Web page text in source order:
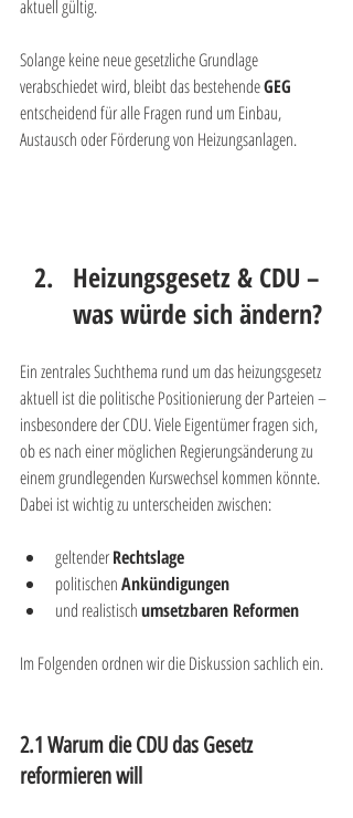
aktuell gültig.
Solange keine neue gesetzliche Grundlage
verabschiedet wird, bleibt das bestehende GEG
entscheidend für alle Fragen rund um Einbau,
Austausch oder Förderung von Heizungsanlagen.
Heizungsgesetz & CDU –
was würde sich ändern?
Ein zentrales Suchthema rund um das heizungsgesetz
aktuell ist die politische Positionierung der Parteien –
insbesondere der CDU. Viele Eigentümer fragen sich,
ob es nach einer möglichen Regierungsänderung zu
einem grundlegenden Kurswechsel kommen könnte.
Dabei ist wichtig zu unterscheiden zwischen:
geltender Rechtslage
politischen Ankündigungen
und realistisch umsetzbaren Reformen
Im Folgenden ordnen wir die Diskussion sachlich ein.
2.1 Warum die CDU das Gesetz
reformieren will